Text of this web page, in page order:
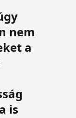
nem
a
is